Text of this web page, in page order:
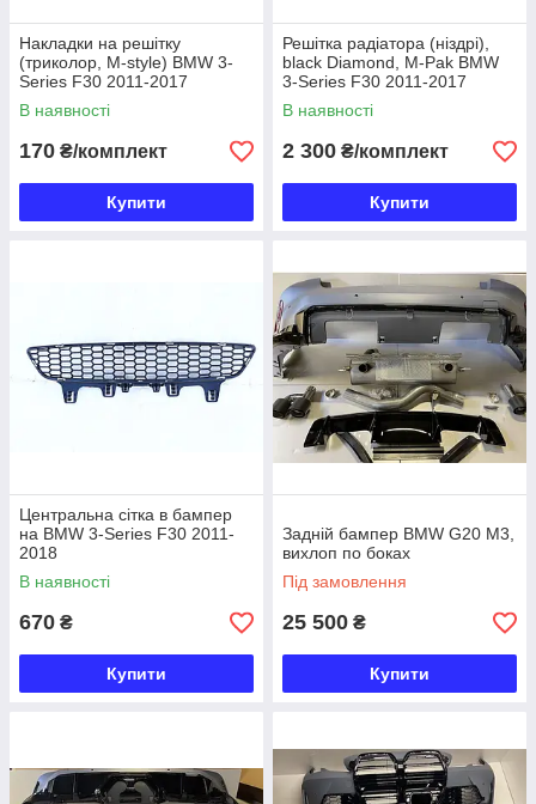
Накладки на решітку
(триколор, M-style) BMW 3-
Series F30 2011-2017
В наявності
170 ₴/комплект
Купити
Решітка радіатора (ніздрі),
black Diamond, M-Pak BMW
3-Series F30 2011-2017
В наявності
2 300 ₴/комплект
Купити
Центральна сітка в бампер
на BMW 3-Series F30 2011-
2018
В наявності
670 ₴
Купити
Задній бампер BMW G20 M3,
вихлоп по боках
Під замовлення
25 500 ₴
Купити